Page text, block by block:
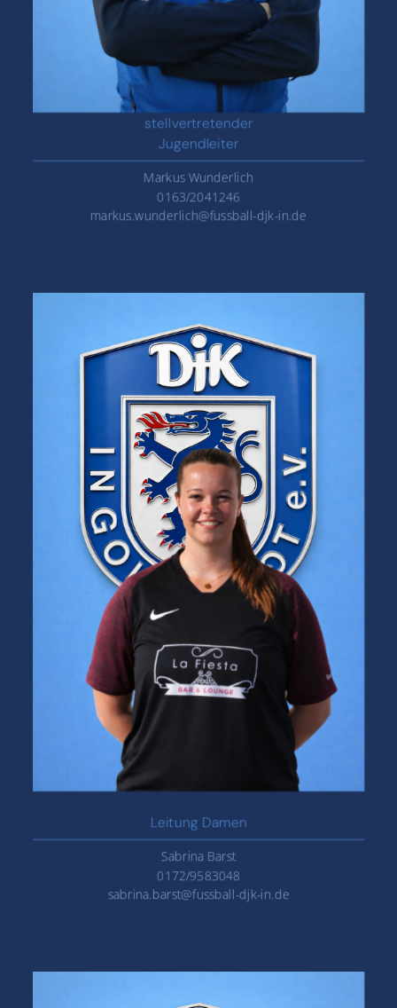
stellvertretender
Jugendleiter
Markus Wunderlich
0163/2041246
markus.wunderlich@fussball-djk-in.de
‌Leitung Damen
Sabrina Barst
0172/9583048
sabrina.barst@fussball-djk-in.de